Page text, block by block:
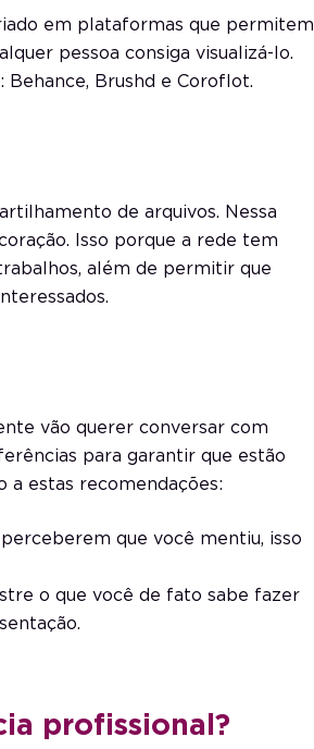
em plataformas que permitem
pessoa consiga visualizá-lo.
Brushd e Coroflot.
de arquivos. Nessa
Isso porque a rede tem
além de permitir que
vão querer conversar com
para garantir que estão
a estas recomendações:
que você mentiu, isso
o que você de fato sabe fazer
profissional?